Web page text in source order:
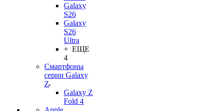
Galaxy
S26
Galaxy
S26
Ultra
+ ЕЩЕ
4
Смартфоны
серии Galaxy
Z
Galaxy Z
Fold 4